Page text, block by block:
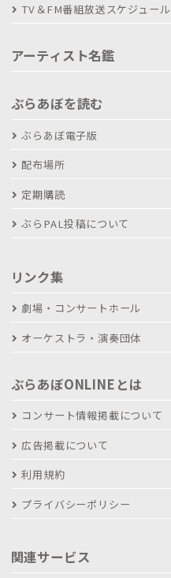
TV＆FM番組放送スケジュール
アーティスト名鑑
ぶらあぼを読む
ぶらあぼ電子版
配布場所
定期購読
ぶらPAL投稿について
リンク集
劇場・コンサートホール
オーケストラ・演奏団体
ぶらあぼONLINEとは
コンサート情報掲載について
広告掲載について
利用規約
プライバシーポリシー
関連サービス